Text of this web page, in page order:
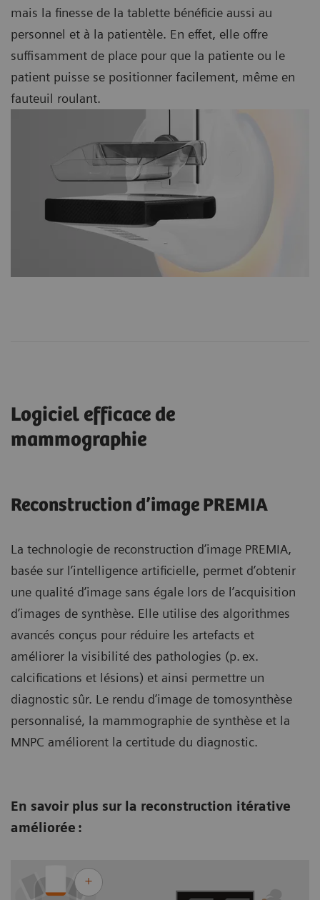
mais la finesse de la tablette bénéficie aussi au
personnel et à la patientèle. En effet, elle offre
suffisamment de place pour que la patiente ou le
patient puisse se positionner facilement, même en
fauteuil roulant.
Logiciel efficace de
mammographie
Reconstruction d’image PREMIA
La technologie de reconstruction d’image PREMIA,
basée sur l’intelligence artificielle, permet d’obtenir
une qualité d’image sans égale lors de l’acquisition
d’images de synthèse. Elle utilise des algorithmes
avancés conçus pour réduire les artefacts et
améliorer la visibilité des pathologies (p. ex.
calcifications et lésions) et ainsi permettre un
diagnostic sûr. Le rendu d’image de tomosynthèse
personnalisé, la mammographie de synthèse et la
MNPC améliorent la certitude du diagnostic.
En savoir plus sur la reconstruction itérative
améliorée :